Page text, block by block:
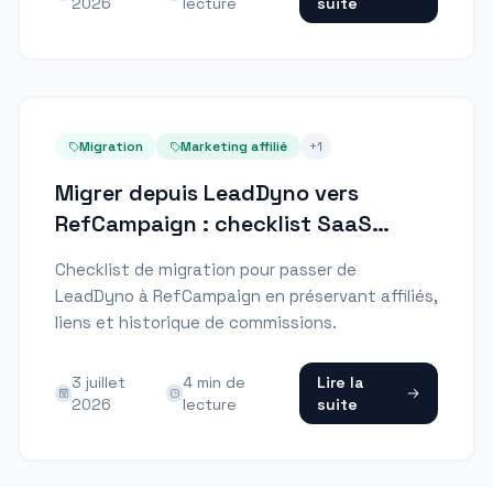
Migration Marketing affilié +1
Migrer depuis LeadDyno vers
RefCampaign : checklist SaaS
Checklist de migration pour passer de
LeadDyno à RefCampaign en préservant affiliés,
liens et historique de commissions.
3 juillet
2026
4 min de
lecture
Lire la
suite